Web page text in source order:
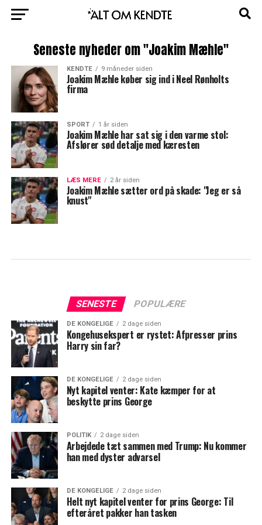
Seneste nyheder om "Joakim Mæhle"
KENDTE 9 måneder siden
Joakim Mæhle køber sig ind i Neel Rønholts
firma
SPORT 1 år siden
Joakim Mæhle har sat sig i den varme stol:
Afslører sød detalje med kæresten
LÆS MERE 2 år siden
Joakim Mæhle sætter ord på skade: "Jeg er så
knust"
SENESTE POPULÆRE
DE KONGELIGE 2 dage siden
Kongehusekspert er rystet: Afpresser prins
Harry sin far?
DE KONGELIGE 2 dage siden
Nyt kapitel venter: Kate kæmper for at
beskytte prins George
POLITIK 2 dage siden
Arbejdede tæt sammen med Trump: Nu kommer
han med dyster advarsel
DE KONGELIGE 2 dage siden
Helt nyt kapitel venter for prins George: Til
efteråret pakker han tasken